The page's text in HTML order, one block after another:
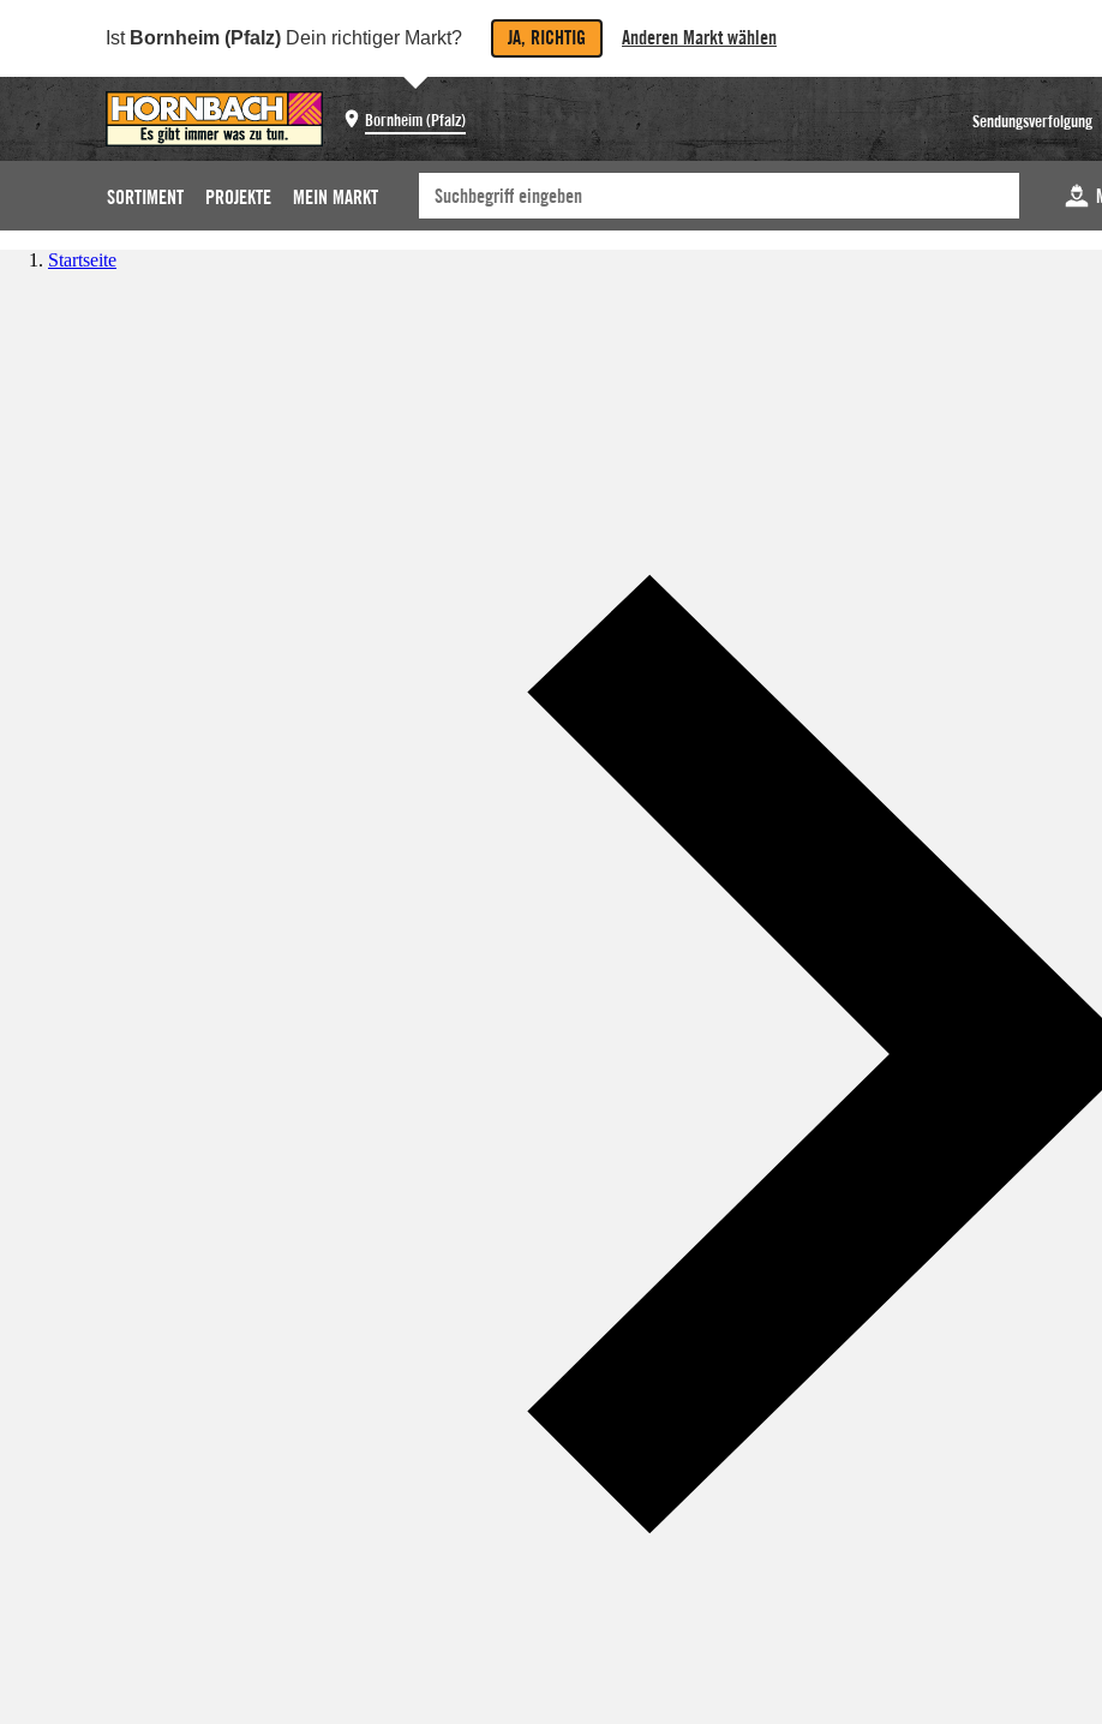
Ist Bornheim (Pfalz) Dein richtiger Markt? JA, RICHTIG Anderen Markt wählen
Bornheim (Pfalz) Sendungsverfolgung
SORTIMENT PROJEKTE MEIN MARKT
Startseite